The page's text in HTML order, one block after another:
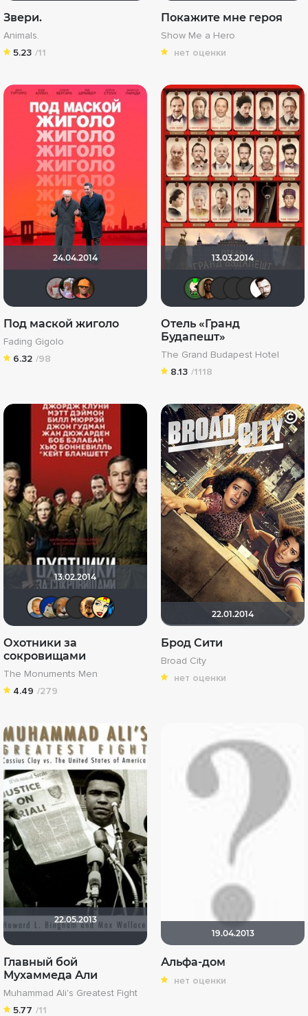
Звери.
Animals.
5.23 /11
Покажите мне героя
Show Me a Hero
нет оценки
24.04.2014
Под маской жиголо
Fading Gigolo
6.32 /98
13.03.2014
ХромЪ
Отель «Гранд
Будапешт»
The Grand Budapest Hotel
8.13 /1118
13.02.2014
maxx2035
didak2002
NataliLev
LEX7YOK
Leksus81
Li_Winchester
Охотники за
сокровищами
The Monuments Men
4.49 /279
22.01.2014
Брод Сити
Broad City
нет оценки
22.05.2013
Главный бой
Мухаммеда Али
Muhammad Ali's Greatest Fight
5.77 /11
19.04.2013
Альфа-дом
нет оценки